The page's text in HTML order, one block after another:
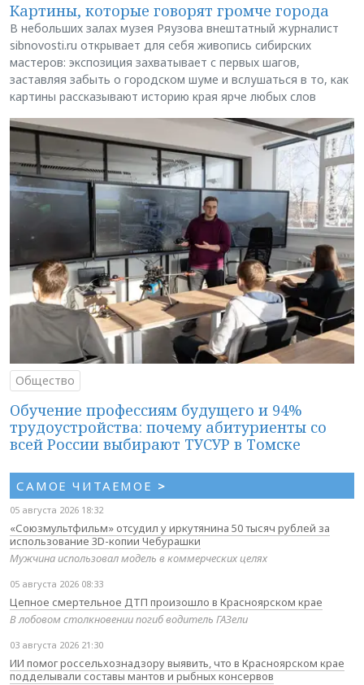
Картины, которые говорят громче города
В небольших залах музея Ряузова внештатный журналист
sibnovosti.ru открывает для себя живопись сибирских
мастеров: экспозиция захватывает с первых шагов,
заставляя забыть о городском шуме и вслушаться в то, как
картины рассказывают историю края ярче любых слов
Общество
Обучение профессиям будущего и 94%
трудоустройства: почему абитуриенты со
всей России выбирают ТУСУР в Томске
САМОЕ ЧИТАЕМОЕ >
05 августа 2026 18:32
«Союзмультфильм» отсудил у иркутянина 50 тысяч рублей за
использование 3D-копии Чебурашки
Мужчина использовал модель в коммерческих целях
05 августа 2026 08:33
Цепное смертельное ДТП произошло в Красноярском крае
В лобовом столкновении погиб водитель ГАЗели
03 августа 2026 21:30
ИИ помог россельхознадзору выявить, что в Красноярском крае
подделывали составы мантов и рыбных консервов